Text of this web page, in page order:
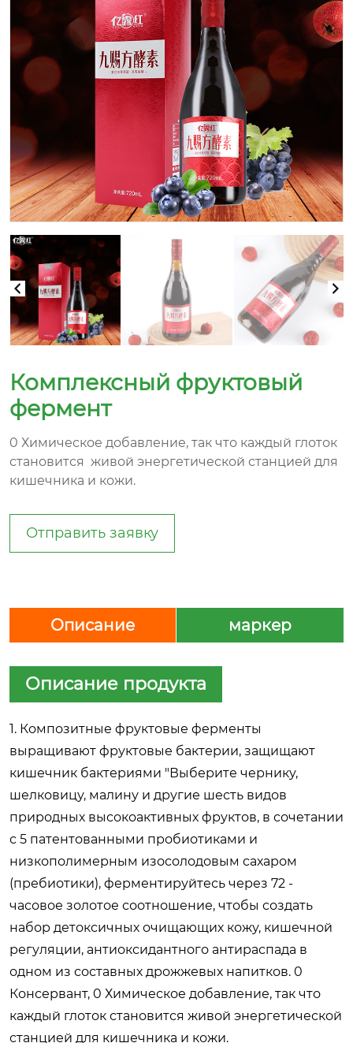
Комплексный фруктовый
фермент
0 Химическое добавление, так что каждый глоток
становится живой энергетической станцией для
кишечника и кожи.
Отправить заявку
Описание маркер
Описание продукта
1. Композитные фруктовые ферменты
выращивают фруктовые бактерии, защищают
кишечник бактериями "Выберите чернику,
шелковицу, малину и другие шесть видов
природных высокоактивных фруктов, в сочетании
с 5 патентованными пробиотиками и
низкополимерным изосолодовым сахаром
(пребиотики), ферментируйтесь через 72 -
часовое золотое соотношение, чтобы создать
набор детоксичных очищающих кожу, кишечной
регуляции, антиоксидантного антираспада в
одном из составных дрожжевых напитков. 0
Консервант, 0 Химическое добавление, так что
каждый глоток становится живой энергетической
станцией для кишечника и кожи.